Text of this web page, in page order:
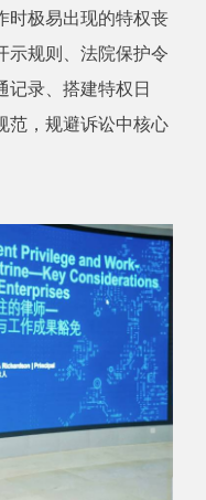
时极易出现的特权丧
示规则、法院保护令
记录、搭建特权日
范，规避诉讼中核心